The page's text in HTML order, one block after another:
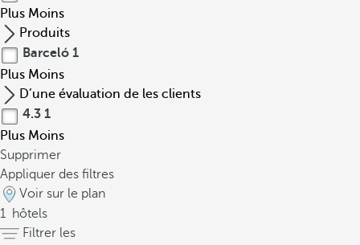
Plus Moins
Produits
Barceló 1
Plus Moins
D’une évaluation de les clients
4.3 1
Plus Moins
Supprimer
Appliquer des filtres
Voir sur le plan
1 hôtels
Filtrer les